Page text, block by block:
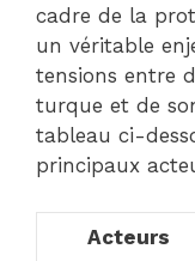
cadre de la
un véritable
tensions entre
turque et de
tableau ci-
principaux
Acteurs